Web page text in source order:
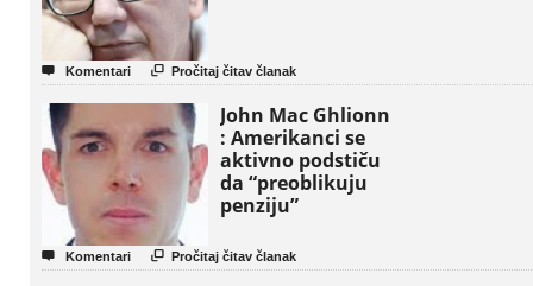
 Komentari  Pročitaj čitav članak
John Mac Ghlionn
: Amerikanci se
aktivno podstiču
da “preoblikuju
penziju”
 Komentari  Pročitaj čitav članak